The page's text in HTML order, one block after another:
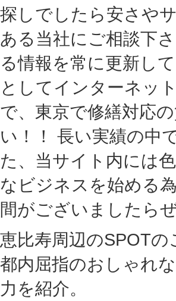
探しでしたら安さや
ある当社にご相談下
る情報を常に更新し
としてインターネッ
で、東京で修繕対応
い！！ 長い実績の中
た、当サイト内には
なビジネスを始める
間がございましたら
恵比寿周辺のSPOTの
都内屈指のおしゃれ
力を紹介。